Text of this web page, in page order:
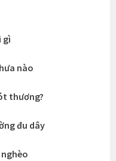
gì
nào
thương?
đu dây